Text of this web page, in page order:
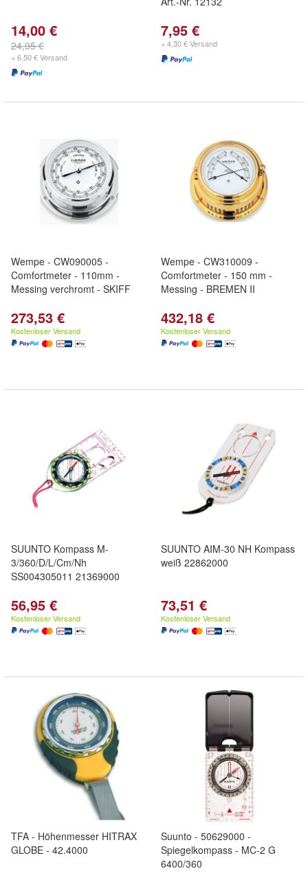
14,00 €
24,95 €
+ 6,50 € Versand
7,95 €
+ 4,30 € Versand
Wempe - CW090005 -
Comfortmeter - 110mm -
Messing verchromt - SKIFF
273,53 €
Kostenloser Versand
Wempe - CW310009 -
Comfortmeter - 150 mm -
Messing - BREMEN II
432,18 €
Kostenloser Versand
SUUNTO Kompass M-
3/360/D/L/Cm/Nh
SS004305011 21369000
56,95 €
Kostenloser Versand
SUUNTO AIM-30 NH Kompass
weiß 22862000
73,51 €
Kostenloser Versand
TFA - Höhenmesser HITRAX
GLOBE - 42.4000
Suunto - 50629000 -
Spiegelkompass - MC-2 G
6400/360